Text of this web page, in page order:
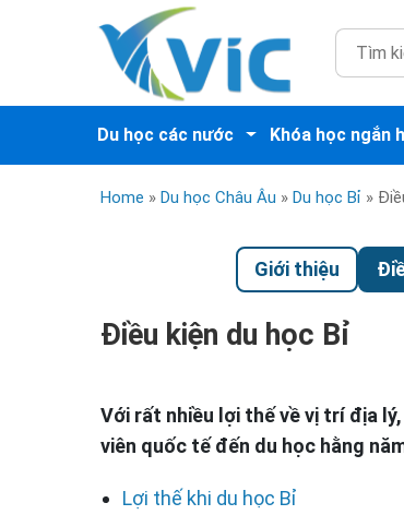
Du học các nước Khóa học ngắn
Home » Du học Châu Âu » Du học Bỉ »
Giới thiệu
Điều kiện du học Bỉ
Với rất nhiều lợi thế về vị trí địa
viên quốc tế đến du học hằng
Lợi thế khi du học Bỉ